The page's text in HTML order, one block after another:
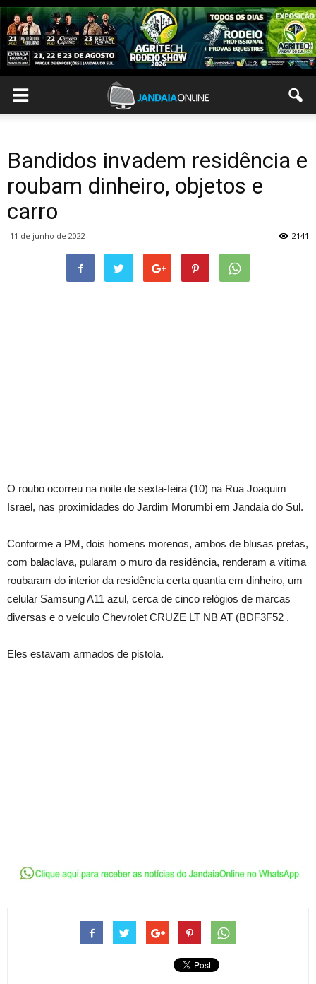
Bandidos invadem residência e
roubam dinheiro, objetos e
carro
11 de junho de 2022 2141
O roubo ocorreu na noite de sexta-feira (10) na Rua Joaquim
Israel, nas proximidades do Jardim Morumbi em Jandaia do Sul.
Conforme a PM, dois homens morenos, ambos de blusas pretas,
com balaclava, pularam o muro da residência, renderam a vítima
roubaram do interior da residência certa quantia em dinheiro, um
celular Samsung A11 azul, cerca de cinco relógios de marcas
diversas e o veículo Chevrolet CRUZE LT NB AT (BDF3F52 .
Eles estavam armados de pistola.